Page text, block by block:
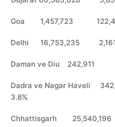
Goa 1,457,723
Delhi 16,753,235
Daman ve Diu
Dadra ve Nagar
3.8%
Chhattisgarh